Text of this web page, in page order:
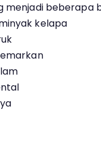
menjadi beberapa
kelapa